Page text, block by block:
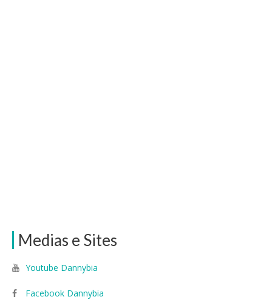
Medias e Sites
Youtube Dannybia
Facebook Dannybia